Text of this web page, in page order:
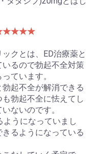
クとは、ED治療薬と
るので勃起不全対策
ています。
起不全が解消できる
勃起不全に怯えてし
ないのです。
うになっていまし
るようになっている